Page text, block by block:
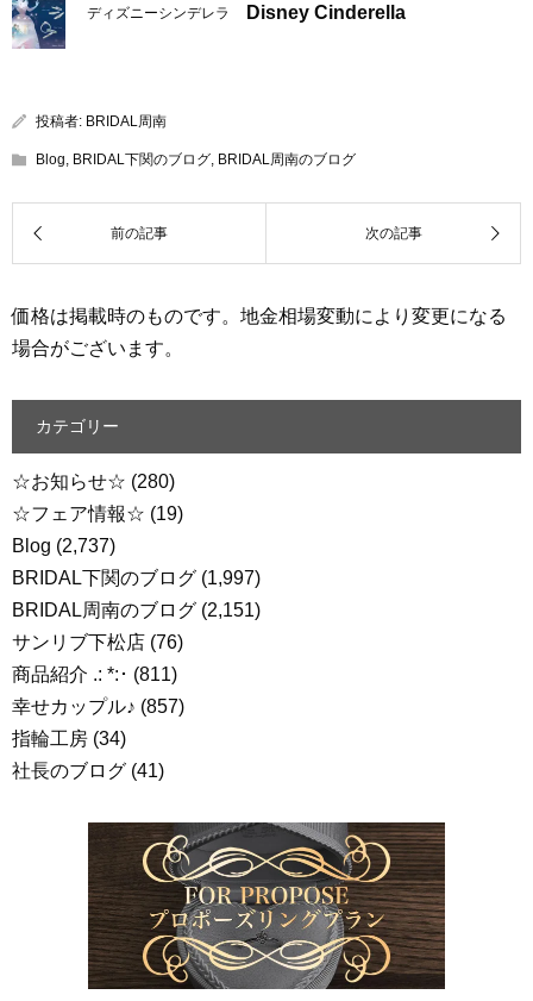
ディズニーシンデレラ Disney Cinderella
投稿者: BRIDAL周南
Blog, BRIDAL下関のブログ, BRIDAL周南のブログ
価格は掲載時のものです。地金相場変動により変更になる
場合がございます。
カテゴリー
☆お知らせ☆ (280)
☆フェア情報☆ (19)
Blog (2,737)
BRIDAL下関のブログ (1,997)
BRIDAL周南のブログ (2,151)
サンリブ下松店 (76)
商品紹介 .: *:･ (811)
幸せカップル♪ (857)
指輪工房 (34)
社長のブログ (41)